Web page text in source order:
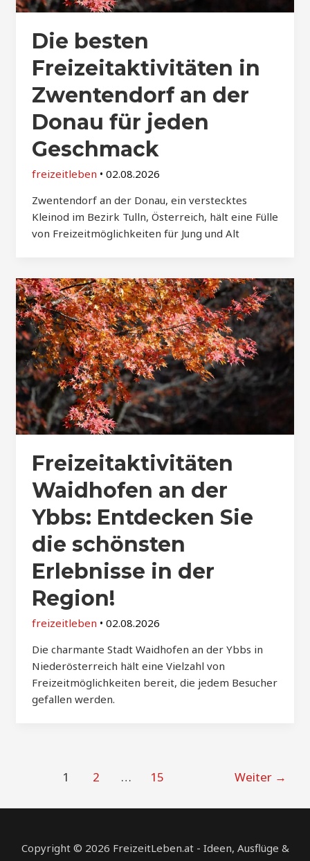
Die besten
Freizeitaktivitäten in
Zwentendorf an der
Donau für jeden
Geschmack
freizeitleben • 02.08.2026
Zwentendorf an der Donau, ein verstecktes
Kleinod im Bezirk Tulln, Österreich, hält eine Fülle
von Freizeitmöglichkeiten für Jung und Alt
Freizeitaktivitäten
Waidhofen an der
Ybbs: Entdecken Sie
die schönsten
Erlebnisse in der
Region!
freizeitleben • 02.08.2026
Die charmante Stadt Waidhofen an der Ybbs in
Niederösterreich hält eine Vielzahl von
Freizeitmöglichkeiten bereit, die jedem Besucher
gefallen werden.
1 2 … 15 Weiter →
Copyright © 2026 FreizeitLeben.at - Ideen, Ausflüge &